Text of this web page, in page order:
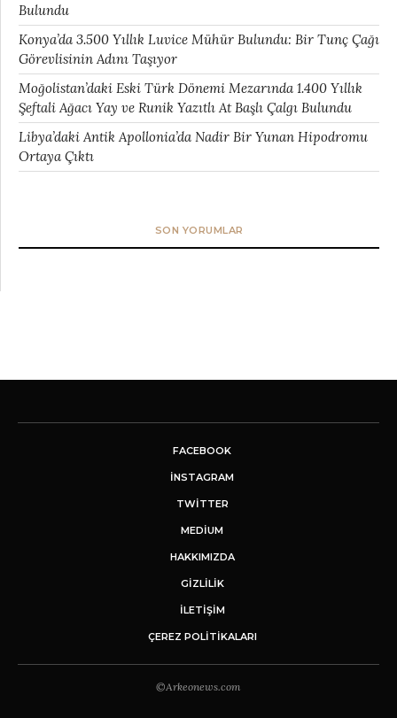
Bulundu
Konya’da 3.500 Yıllık Luvice Mühür Bulundu: Bir Tunç Çağı
Görevlisinin Adını Taşıyor
Moğolistan’daki Eski Türk Dönemi Mezarında 1.400 Yıllık
Şeftali Ağacı Yay ve Runik Yazıtlı At Başlı Çalgı Bulundu
Libya’daki Antik Apollonia’da Nadir Bir Yunan Hipodromu
Ortaya Çıktı
SON YORUMLAR
FACEBOOK
INSTAGRAM
TWITTER
MEDIUM
HAKKIMIZDA
GİZLİLİK
İLETIŞIM
ÇEREZ POLITIKALARI
©Arkeonews.com